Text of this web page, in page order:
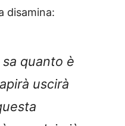
disamina:
quanto è
uscirà